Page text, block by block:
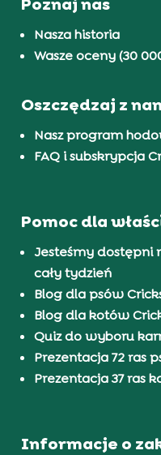
Nasza historia
Wasze oceny (30
Oszczędzaj z
Nasz program
FAQ i subskrypcja
Pomoc dla
Jesteśmy dostępni
cały tydzień
Blog dla psów
Blog dla kotów
Quiz do wyboru
Prezentacja 72 ras
Prezentacja 37 ras
Informacje o